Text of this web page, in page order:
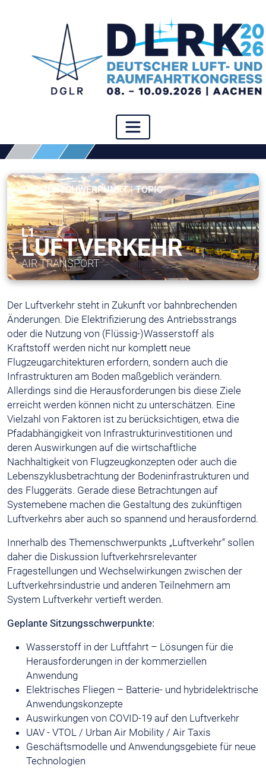
THEMENSCHWERPUNKT | TOPIC
L1
LUFTVERKEHR
AIR TRANSPORT
Der Luftverkehr steht in Zukunft vor bahnbrechenden
Änderungen. Die Elektrifizierung des Antriebsstrangs
oder die Nutzung von (Flüssig-)Wasserstoff als
Kraftstoff werden nicht nur komplett neue
Flugzeugarchitekturen erfordern, sondern auch die
Infrastrukturen am Boden maßgeblich verändern.
Allerdings sind die Herausforderungen bis diese Ziele
erreicht werden können nicht zu unterschätzen. Eine
Vielzahl von Faktoren ist zu berücksichtigen, etwa die
Pfadabhängigkeit von Infrastrukturinvestitionen und
deren Auswirkungen auf die wirtschaftliche
Nachhaltigkeit von Flugzeugkonzepten oder auch die
Lebenszyklusbetrachtung der Bodeninfrastrukturen und
des Fluggeräts. Gerade diese Betrachtungen auf
Systemebene machen die Gestaltung des zukünftigen
Luftverkehrs aber auch so spannend und herausfordernd.
Innerhalb des Themenschwerpunkts „Luftverkehr“ sollen
daher die Diskussion luftverkehrsrelevanter
Fragestellungen und Wechselwirkungen zwischen der
Luftverkehrsindustrie und anderen Teilnehmern am
System Luftverkehr vertieft werden.
Geplante Sitzungsschwerpunkte:
Wasserstoff in der Luftfahrt – Lösungen für die
Herausforderungen in der kommerziellen
Anwendung
Elektrisches Fliegen – Batterie- und hybridelektrische
Anwendungskonzepte
Auswirkungen von COVID-19 auf den Luftverkehr
UAV - VTOL / Urban Air Mobility / Air Taxis
Geschäftsmodelle und Anwendungsgebiete für neue
Technologien